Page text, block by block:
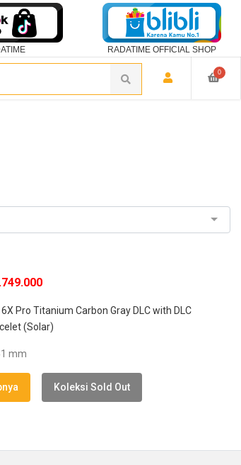
RADATIME OFFICIAL SHOP
0
Pro Titanium Carbon Gray DLC with DLC
(Solar)
mm
Koleksi Sold Out